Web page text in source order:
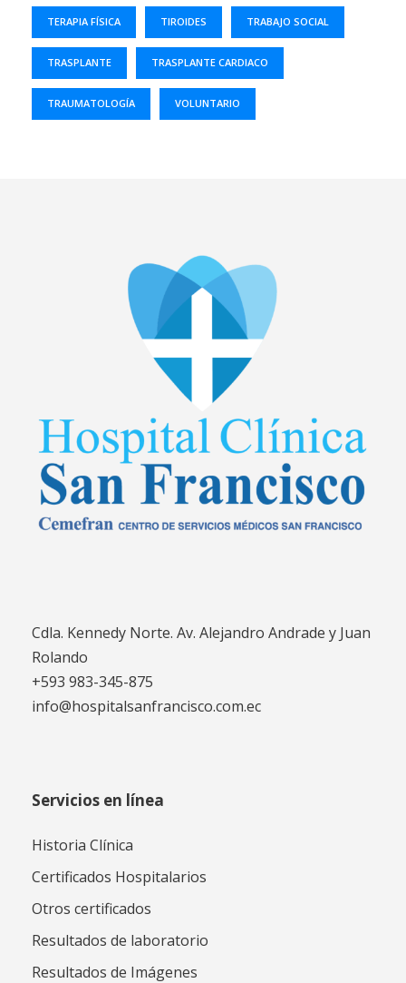
TERAPIA FÍSICA TIROIDES TRABAJO SOCIAL
TRASPLANTE TRASPLANTE CARDIACO
TRAUMATOLOGÍA VOLUNTARIO
Cdla. Kennedy Norte. Av. Alejandro Andrade y Juan
Rolando
+593 983-345-875
info@hospitalsanfrancisco.com.ec
Servicios en línea
Historia Clínica
Certificados Hospitalarios
Otros certificados
Resultados de laboratorio
Resultados de Imágenes